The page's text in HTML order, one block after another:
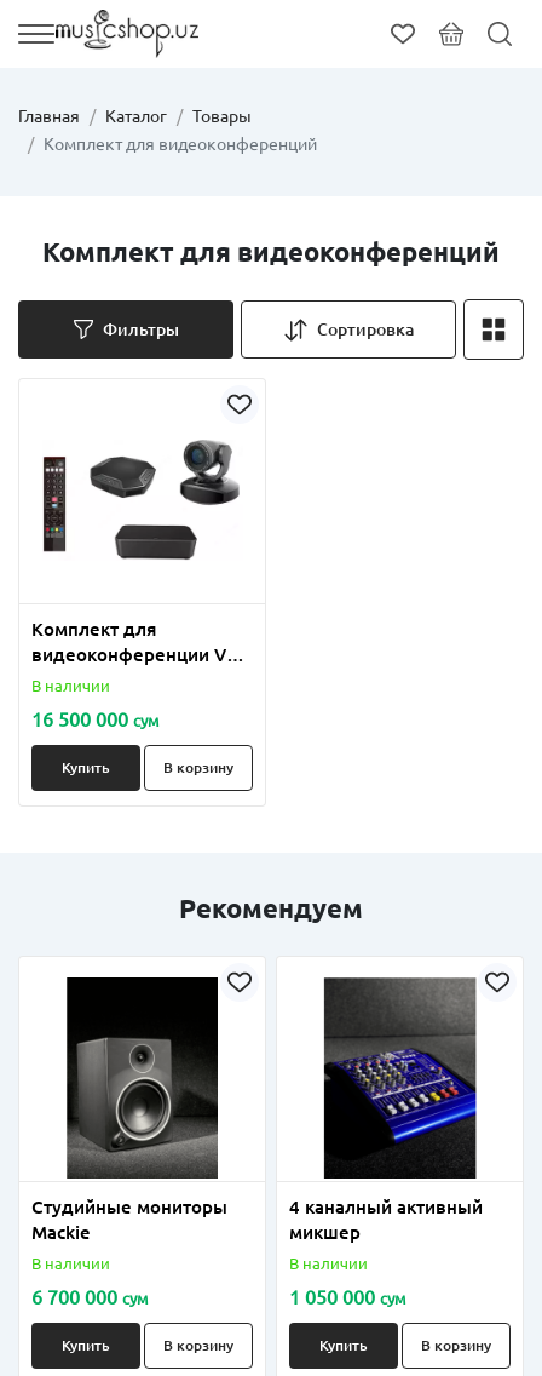
Главная Каталог
Товары
Комплект для видеоконференций
Комплект для видеоконференций
Фильтры Сортировка
Комплект для
видеоконференции VA-
200-10
В наличии
16 500 000 сум
Купить В корзину
Рекомендуем
Студийные мониторы
Mackie
В наличии
6 700 000 сум
Купить В корзину
4 каналный активный
микшер
В наличии
1 050 000 сум
Купить В корзину